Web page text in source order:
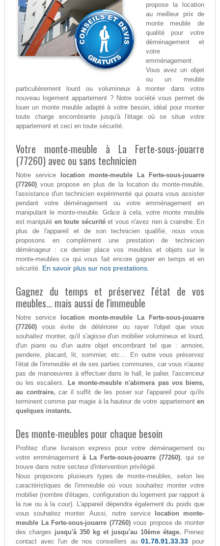
propose la location
au meilleur prix de
monte meuble de
qualité pour votre
déménagement et
votre
emménagement.
Vous avez un objet
ou un meuble
particulièrement lourd ou volumineux à monter dans votre
nouveau logement appartement ? Notre société vous permet de
louer un monte meuble adapté à votre besoin, idéal pour monter
toute charge encombrante jusqu'à l'étage où se situe votre
appartement et ceci en toute sécurité.
Votre monte-meuble à La Ferte-sous-jouarre
(77260) avec ou sans technicien
Notre service
location monte-meuble La Ferte-sous-jouarre
(77260)vous propose en plus de la location du monte-meuble,
l'assistance d'un technicien expérimenté qui pourra vous assister
pendant votre déménagement ou votre emménagement en
manipulant le monte-meuble. Grâce à cela, votre monte meuble
est manipulé en toute sécuritéet vous n'avez rien à craindre. En
plus de l'appareil et de son technicien qualifié, nous vous
proposons en complément une prestation de technicien
déménageur : ce dernier place vos meubles et objets sur le
monte-meubles ce qui vous fait encore gagner en temps et en
sécurité. En savoir plus sur nos prestations.
Gagnez du temps et préservez l'état de vos
meubles... mais aussi de l'immeuble
Notre service
location monte-meuble La Ferte-sous-jouarre
(77260)vous évite de détériorer ou rayer l'objet que vous
souhaitez monter, qu'il s'agisse d'un mobilier volumineux et lourd,
d'un piano ou d'un autre objet encombrant tel que : armoire,
penderie, placard, lit, sommier, etc… En outre vous préservez
l'état de l'immeuble et de ses parties communes, car vous n'aurez
pas de manoeuvres à effectuer dans le hall, le palier, l'ascenceur
ou les escaliers.
Le monte-meuble n'abimera pas vos biens,
au contraire, car il suffit de les poser sur l'appareil pour qu'ils
terminent comme par magie à la hauteur de votre appartementen
quelques instants.
Des monte-meubles pour chaque besoin
Profitez d'une livraison express pour votre déménagement ou
votre emménagement à La Ferte-sous-jouarre (77260), qui se
trouve dans notre secteur d'intervention privilégié.
Nous proposons plusieurs types de monte-meubles, selon les
caractéristiques de l'immeuble où vous souhaitez monter votre
mobilier (nombre d'étages, configuration du logement par rapport à
la rue ou à la cour). L'appareil dépendra également du poids que
vous souhaitez monter. Aussi, notre service
location monte-
meuble La Ferte-sous-jouarre (77260)vous propose de monter
des charges jusqu'à 350 kg et jusqu'au 10ème étage. Prenez
contact avec l'un de nos conseillers au01.78.91.33.33 pour